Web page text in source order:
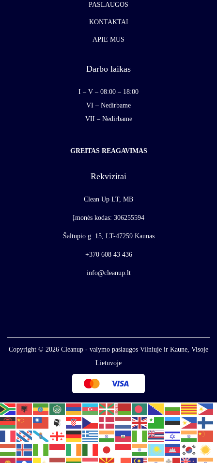
PASLAUGOS
KONTAKTAI
APIE MUS
Darbo laikas
I – V – 08:00 – 18:00
VI – Nedirbame
VII – Nedirbame
GREITAS REAGAVIMAS
Rekvizitai
Clean Up LT, MB
Įmonės kodas: 306255594
Šaltupio g. 15, LT-47259 Kaunas
+370 608 43 436
info@cleanup.lt
Copyright © 2026 Cleanup - valymo paslaugos Vilniuje ir Kaune, Visoje
Lietuvoje